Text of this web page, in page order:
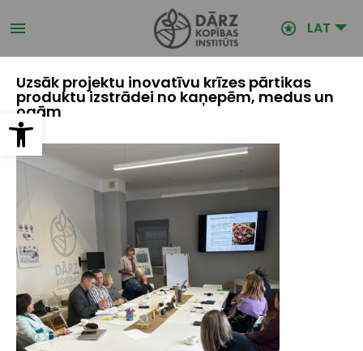
Open toolbar
uz
galveno LAT
Uzsāk projektu inovatīvu krīzes pārtikas
produktu izstrādei no kaņepēm, medus un
ogām